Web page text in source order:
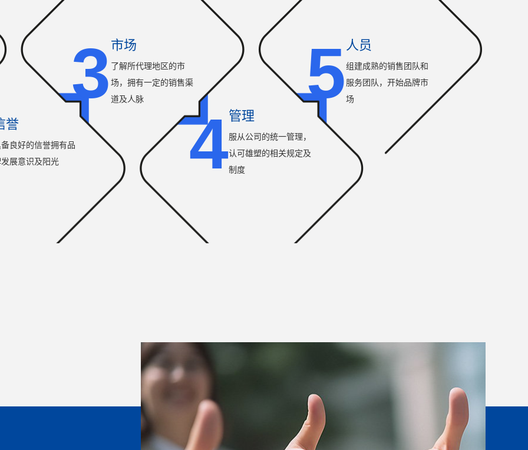
誉
良好的信誉拥有品
展意识及阳光
3 市场
了解所代理地区的市
场，拥有一定的销售渠
道及人脉
4管理
服从公司的统一管理，
认可雄塑的相关规定及
制度
5人员
组建成熟的销售团队和
服务团队，开始品牌市
场